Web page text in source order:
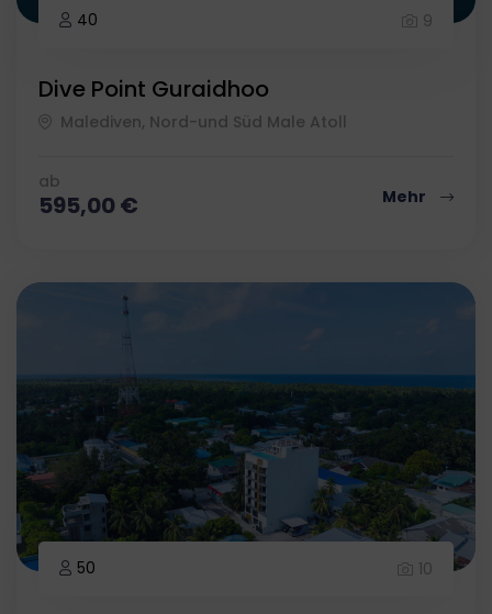
40 9
Dive Point Guraidhoo
Malediven, Nord-und Süd Male Atoll
ab
595,00€ Mehr
50 10